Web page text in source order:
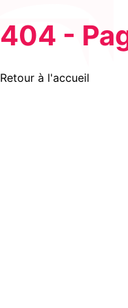
404 -
Retour à l'accueil